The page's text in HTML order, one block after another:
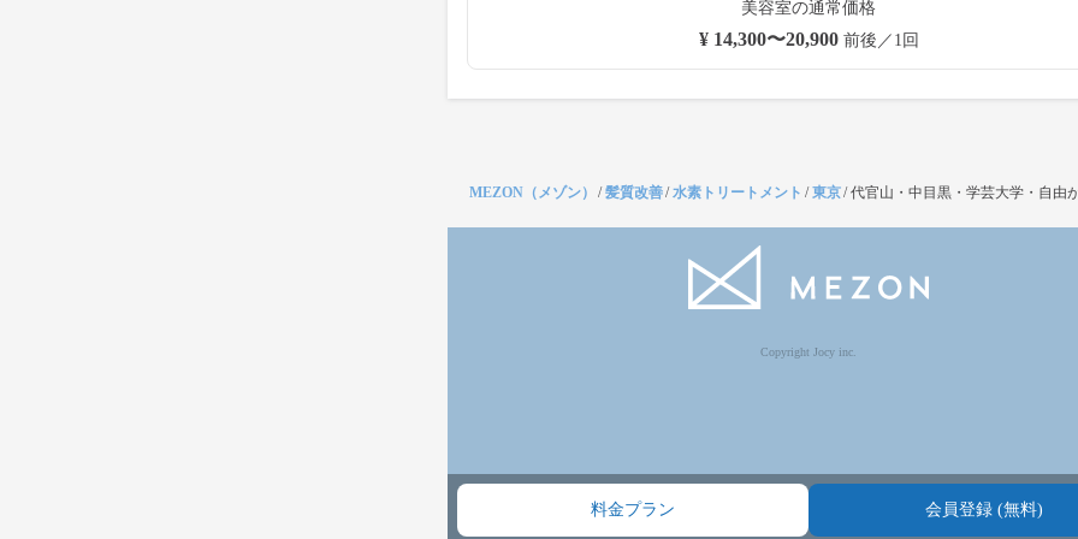
美容室の通常価格
¥ 14,300〜20,900前後／1回
料金プラン 会員登録 (無料)
MEZON（メゾン） /髪質改善/水素トリートメント /東京/代官山・中目黒・学芸大学・自由
Copyright Jocy inc.